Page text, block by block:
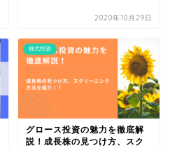
2020年10月29日
株式投資
グロース投資の魅力を徹底解
説！成長株の見つけ方、スク